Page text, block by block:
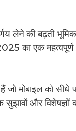
लेने की बढ़ती
का एक महत्वपूर्ण
जो मोबाइल को
और विशेषज्ञों